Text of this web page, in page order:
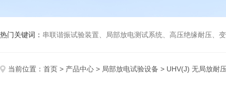
热门关键词： 串联谐振试验装置、局部放电测试系统、高压绝缘耐压、变
当前位置： 首页 > 产品中心 > 局部放电试验设备 > UHV(J) 无局放耐